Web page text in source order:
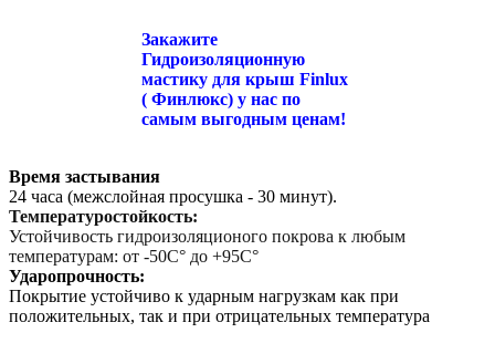
Закажите
Гидроизоляционную
мастику для крыш Finlux
( Финлюкс) у нас по
самым выгодным ценам!
Время застывания
24 часа (межслойная просушка - 30 минут).
Температуростойкость:
Устойчивость гидроизоляционого покрова к любым
температурам: от -50С° до +95С°
Ударопрочность:
Покрытие устойчиво к ударным нагрузкам как при
положительных, так и при отрицательных температура